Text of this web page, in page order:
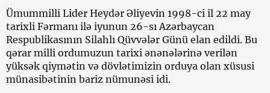
Ümummilli Lider Heydər Əliyevin 1998-ci il 22 may
tarixli Fərmanı ilə iyunun 26-sı Azərbaycan
Respublikasının Silahlı Qüvvələr Günü elan edildi. Bu
qərar milli ordumuzun tarixi ənənələrinə verilən
yüksək qiymətin və dövlətimizin orduya olan xüsusi
münasibətinin bariz nümunəsi idi.